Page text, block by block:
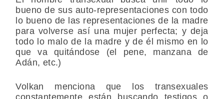
bueno de sus auto-representaciones con todo
lo bueno de las representaciones de la madre
para volverse así una mujer perfecta; y deja
todo lo malo de la madre y de él mismo en lo
que va quitándose (el pene, manzana de
Adán, etc.)
Volkan menciona que los transexuales
constantemente están buscando testigos o